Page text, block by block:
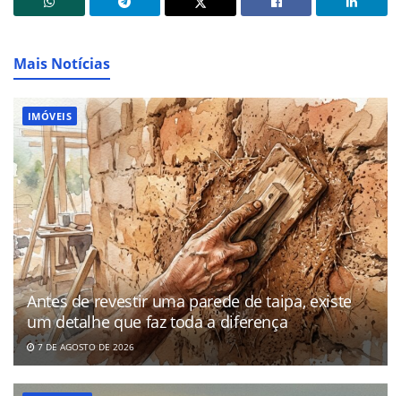
Mais Notícias
IMÓVEIS
Antes de revestir uma parede de taipa, existe
um detalhe que faz toda a diferença
7 DE AGOSTO DE 2026